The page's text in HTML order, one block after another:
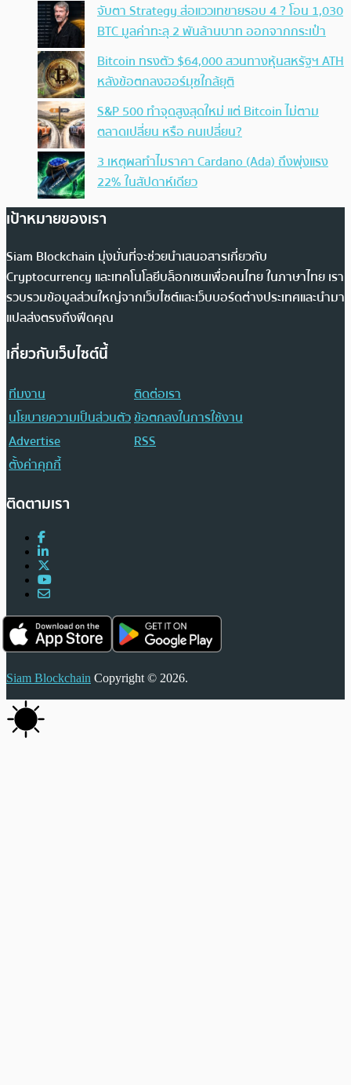
จับตา Strategy ส่อแววเทขายรอบ 4 ? โอน 1,030
BTC มูลค่าทะลุ 2 พันล้านบาท ออกจากกระเป๋า
Bitcoin ทรงตัว $64,000 สวนทางหุ้นสหรัฐฯ ATH
หลังข้อตกลงฮอร์มุซใกล้ยุติ
S&P 500 ทำจุดสูงสุดใหม่ แต่ Bitcoin ไม่ตาม
ตลาดเปลี่ยน หรือ คนเปลี่ยน?
3 เหตุผลทำไมราคา Cardano (Ada) ถึงพุ่งแรง
22% ในสัปดาห์เดียว
เป้าหมายของเรา
Siam Blockchain มุ่งมั่นที่จะช่วยนำเสนอสารเกี่ยวกับ
Cryptocurrency และเทคโนโลยีบล็อกเชนเพื่อคนไทย ในภาษาไทย เรา
รวบรวมข้อมูลส่วนใหญ่จากเว็บไซต์และเว็บบอร์ดต่างประเทศและนำมา
แปลส่งตรงถึงฟีดคุณ
เกี่ยวกับเว็บไซต์นี้
ทีมงาน
ติดต่อเรา
นโยบายความเป็นส่วนตัวข้อตกลงในการใช้งาน
Advertise
RSS
ตั้งค่าคุกกี้
ติดตามเรา
Siam Blockchain Copyright © 2026.